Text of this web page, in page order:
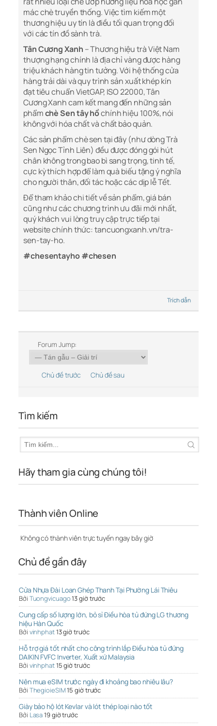
mác chè truyền thống. Việc tìm kiếm một
thương hiệu uy tín là điều tối quan trọng đối
với các tín đồ sành trà.
Tân Cương Xanh – Thương hiệu trà Việt Nam
thượng hạng chính là địa chỉ vàng được hàng
triệu khách hàng tin tưởng. Với hệ thống cửa
hàng trải dài và quy trình sản xuất khép kín
đạt tiêu chuẩn VietGAP, ISO 22000, Tân
Cương Xanh cam kết mang đến những sản
phẩmchè Sen tây hồchính hiệu 100%, nói
không với hóa chất và chất bảo quản.
Các sản phẩm chè sen tại đây (như dòng Trà
Sen Ngọc Tỉnh Liên) đều được đóng gói hút
chân không trong bao bì sang trọng, tinh tế,
cực kỳ thích hợp để làm quà biếu tặng ý nghĩa
cho người thân, đối tác hoặc các dịp lễ Tết.
Để tham khảo chi tiết về sản phẩm, giá bán
cũng như các chương trình ưu đãi mới nhất,
quý khách vui lòng truy cập trực tiếp tại
website chính thức: tancuongxanh.vn/tra-
sen-tay-ho.
#chesentayho #chesen
Trích dẫn
Forum Jump:
Chủ đề trước Chủ đề sau
Tìm kiếm
Hãy tham gia cùng chúng tôi!
Thành viên Online
Không có thành viên trực tuyến ngay bây giờ
Chủ đề gần đây
Cửa Nhựa Đài Loan Ghép Thanh Tại Phường Lái Thiêu
Bởi Tuongvicuago13 giờ trước
Cung cấp số lượng lớn, bỏ sỉ Điều hòa tủ đứng LG thương
hiệu Hàn Quốc
Bởi vinhphat13 giờ trước
Hỗ trợ giá tốt nhất cho công trình lắp Điều hòa tủ đứng
DAIKIN FVFC Inverter, Xuất xứ Malaysia
Bởi vinhphat15 giờ trước
Nên mua eSIM trước ngày đi khoảng bao nhiêu lâu?
Bởi ThegioieSIM15 giờ trước
Giày bảo hộ lót Kevlar và lót thép loại nào tốt
Bởi Lasa19 giờ trước